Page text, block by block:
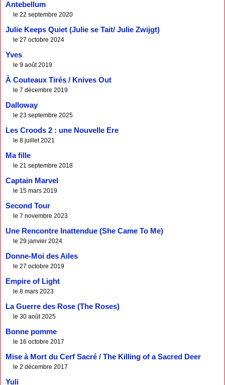
Antebellum
le 22 septembre 2020
Julie Keeps Quiet (Julie se Tait/ Julie Zwijgt)
le 27 octobre 2024
Yves
le 9 août 2019
À Couteaux Tirés / Knives Out
le 7 décembre 2019
Dalloway
le 23 septembre 2025
Les Croods 2 : une Nouvelle Ere
le 8 juillet 2021
Ma fille
le 21 septembre 2018
Captain Marvel
le 15 mars 2019
Second Tour
le 7 novembre 2023
Une Rencontre Inattendue (She Came To Me)
le 29 janvier 2024
Donne-Moi des Ailes
le 27 octobre 2019
Empire of Light
le 8 mars 2023
La Guerre des Rose (The Roses)
le 30 août 2025
Bonne pomme
le 16 octobre 2017
Mise à Mort du Cerf Sacré / The Killing of a Sacred Deer
le 2 décembre 2017
Yuli